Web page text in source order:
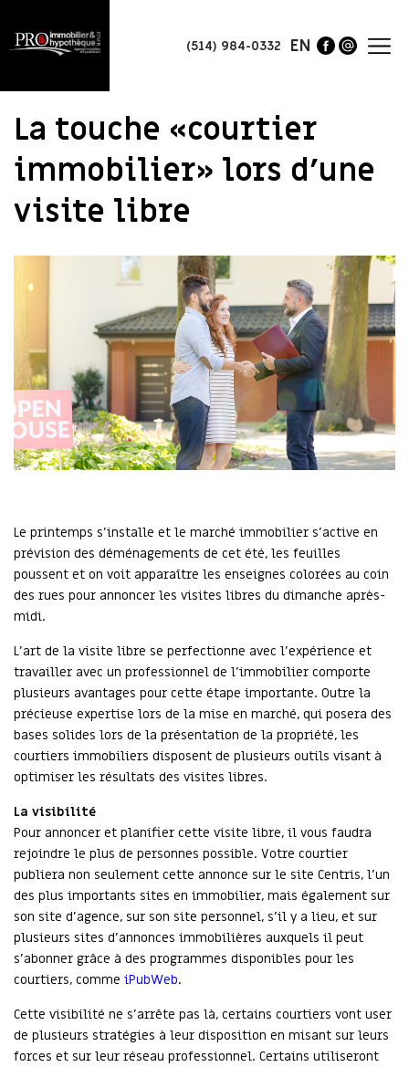
(514) 984-0332 EN
La touche «courtier
immobilier» lors d’une
visite libre
Le printemps s’installe et le marché immobilier s’active en
prévision des déménagements de cet été, les feuilles
poussent et on voit apparaître les enseignes colorées au coin
des rues pour annoncer les visites libres du dimanche après-
midi.
L’art de la visite libre se perfectionne avec l’expérience et
travailler avec un professionnel de l’immobilier comporte
plusieurs avantages pour cette étape importante. Outre la
précieuse expertise lors de la mise en marché, qui posera des
bases solides lors de la présentation de la propriété, les
courtiers immobiliers disposent de plusieurs outils visant à
optimiser les résultats des visites libres.
La visibilité
Pour annoncer et planifier cette visite libre, il vous faudra
rejoindre le plus de personnes possible. Votre courtier
publiera non seulement cette annonce sur le site Centris, l’un
des plus importants sites en immobilier, mais également sur
son site d’agence, sur son site personnel, s’il y a lieu, et sur
plusieurs sites d’annonces immobilières auxquels il peut
s’abonner grâce à des programmes disponibles pour les
courtiers, comme iPubWeb.
Cette visibilité ne s’arrête pas là, certains courtiers vont user
de plusieurs stratégies à leur disposition en misant sur leurs
forces et sur leur réseau professionnel. Certains utiliseront